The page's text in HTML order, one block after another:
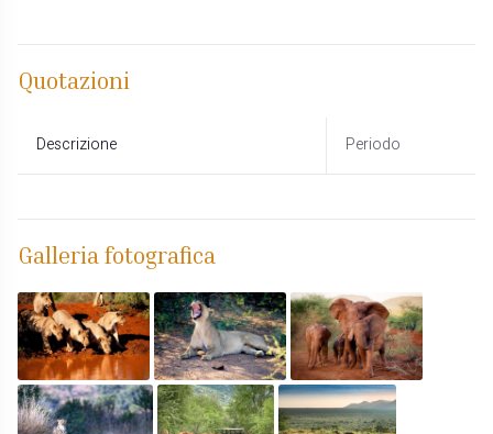
Quotazioni
Descrizione Periodo
Galleria fotografica